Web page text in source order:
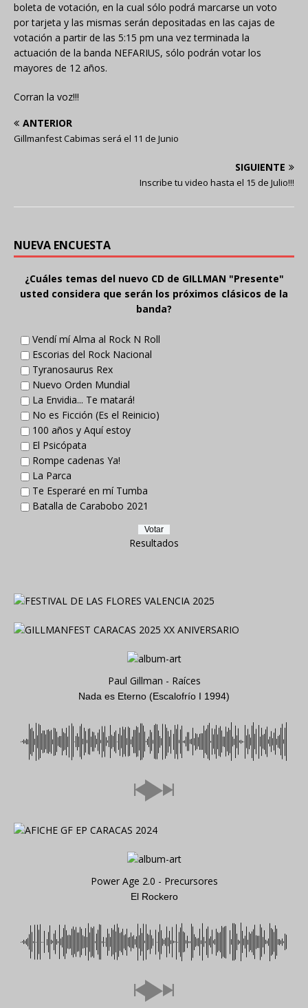
boleta de votación, en la cual sólo podrá marcarse un voto
por tarjeta y las mismas serán depositadas en las cajas de
votación a partir de las 5:15 pm una vez terminada la
actuación de la banda NEFARIUS, sólo podrán votar los
mayores de 12 años.
Corran la voz!!!
ANTERIOR
Gillmanfest Cabimas será el 11 de Junio
SIGUIENTE
Inscribe tu video hasta el 15 de Julio!!!
NUEVA ENCUESTA
¿Cuáles temas del nuevo CD de GILLMAN "Presente"
usted considera que serán los próximos clásicos de la
banda?
Vendí mí Alma al Rock N Roll
Escorias del Rock Nacional
Tyranosaurus Rex
Nuevo Orden Mundial
La Envidia... Te matará!
No es Ficción (Es el Reinicio)
100 años y Aquí estoy
El Psicópata
Rompe cadenas Ya!
La Parca
Te Esperaré en mí Tumba
Batalla de Carabobo 2021
Resultados
Paul Gillman - Raíces
Nada es Eterno (Escalofrío I 1994)
Power Age 2.0 - Precursores
El Rockero